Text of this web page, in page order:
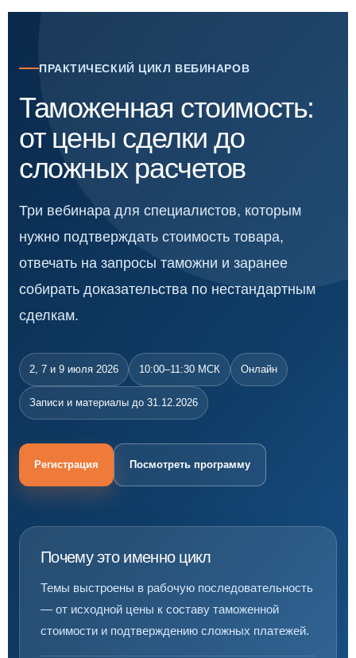
ПРАКТИЧЕСКИЙ ЦИКЛ ВЕБИНАРОВ
Таможенная стоимость:
от цены сделки до
сложных расчетов
Три вебинара для специалистов, которым
нужно подтверждать стоимость товара,
отвечать на запросы таможни и заранее
собирать доказательства по нестандартным
сделкам.
2, 7 и 9 июля 2026 10:00–11:30 МСК Онлайн
Записи и материалы до 31.12.2026
Регистрация Посмотреть программу
Почему это именно цикл
Темы выстроены в рабочую последовательность
— от исходной цены к составу таможенной
стоимости и подтверждению сложных платежей.